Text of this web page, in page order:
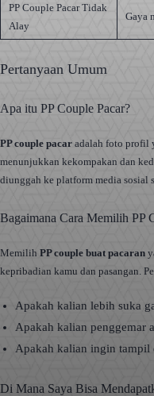
PP Couple Pacar Tidak
Alay
Gaya
Pertanyaan Umum
Apa itu PP Couple Pacar?
PP couple pacar adalah foto profil
menunjukkan kekompakan dan
diunggah ke platform media sosial
Bagaimana Cara Memilih PP
Memilih PP couple buat pacaran
kepribadian kamu dan pasangan.
Apakah kalian lebih suka
Apakah kalian penggemar
Apakah kalian ingin tampil
Di Mana Saya Bisa